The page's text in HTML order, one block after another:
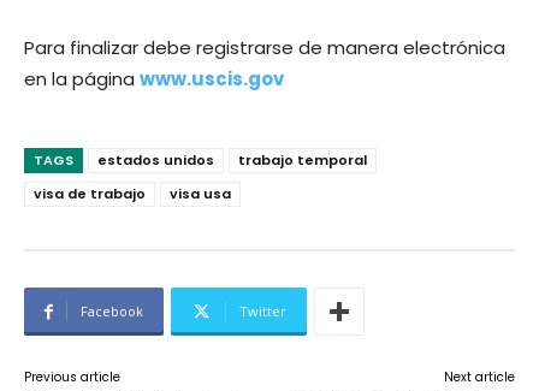
Para finalizar debe registrarse de manera electrónica
en la página www.uscis.gov
TAGS estados unidos
trabajo temporal
visa de trabajo
visa usa
Facebook Twitter
Previous article Next article